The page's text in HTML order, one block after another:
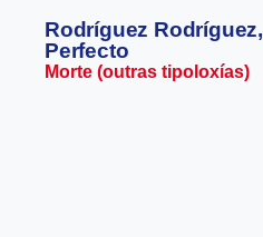
Rodríguez Rodríguez,
Perfecto
Morte (outras tipoloxías)